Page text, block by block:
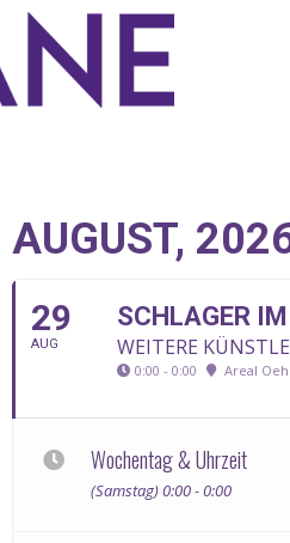
AUGUST,
29
AUG
SCHLAGER
WEITERE
0:00 - 0:00 Areal
Wochentag & Uhrzeit
(Samstag) 0:00 - 0:00